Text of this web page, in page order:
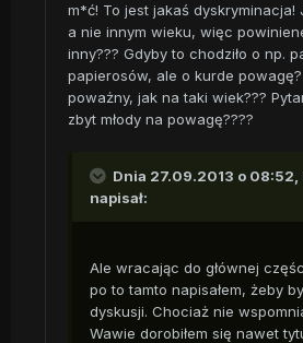
m*ć! To jest jakaś dyskryminacja!
a nie innym wieku, więc
inny??? Gdyby to chodziło o np.
papierosów, ale o kurde
poważny, jak na taki wiek???
zbyt młody na powagę????
Dnia 27.09.2013 o 08:52,
napisał:
Ale wracając do głównej
po to tamto napisałem, żeby
dyskusji. Chociaż nie
Wawie dorobiłem się nawet